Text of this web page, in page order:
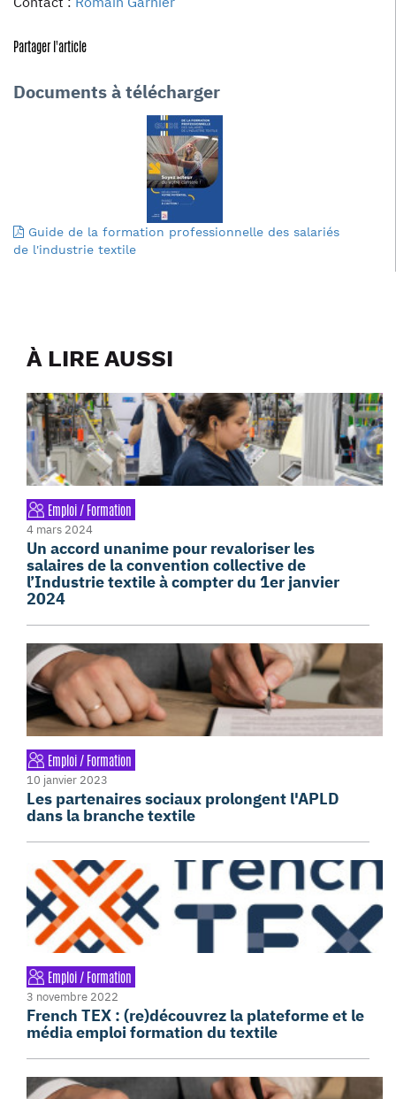
Partager l'article
Documents à télécharger
Guide de la formation professionnelle des salariés
de l'industrie textile
À LIRE AUSSI
Emploi / Formation
4 mars 2024
Un accord unanime pour revaloriser les
salaires de la convention collective de
l’Industrie textile à compter du 1er janvier
2024
Emploi / Formation
10 janvier 2023
Les partenaires sociaux prolongent l'APLD
dans la branche textile
Emploi / Formation
3 novembre 2022
French TEX : (re)découvrez la plateforme et le
média emploi formation du textile